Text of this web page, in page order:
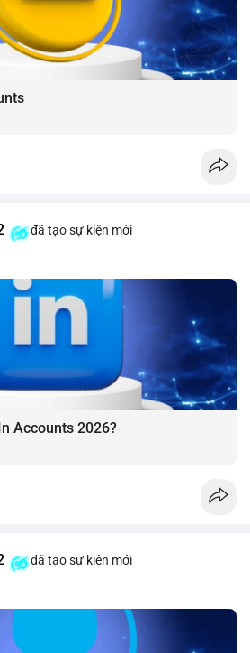
đã tạo sự kiện mới
Accounts 2026?
đã tạo sự kiện mới